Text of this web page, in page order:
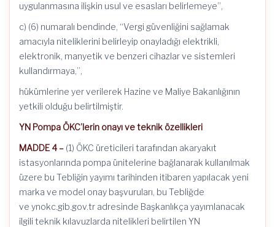
uygulanmasına ilişkin usul ve esasları belirlemeye”,
c) (6) numaralı bendinde, “Vergi güvenliğini sağlamak
amacıyla niteliklerini belirleyip onayladığı elektrikli,
elektronik, manyetik ve benzeri cihazlar ve sistemleri
kullandırmaya,”,
hükümlerine yer verilerek Hazine ve Maliye Bakanlığının
yetkili olduğu belirtilmiştir.
YN Pompa ÖKC’lerin onayı ve teknik özellikleri
MADDE 4 – (1) ÖKC üreticileri tarafından akaryakıt
istasyonlarında pompa ünitelerine bağlanarak kullanılmak
üzere bu Tebliğin yayımı tarihinden itibaren yapılacak yeni
marka ve model onay başvuruları, bu Tebliğde
ve ynokc.gib.gov.tr adresinde Başkanlıkça yayımlanacak
ilgili teknik kılavuzlarda nitelikleri belirtilen YN